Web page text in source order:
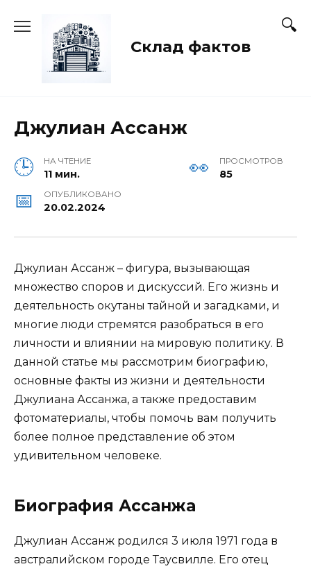
содержанию
Склад фактов
Джулиан Ассанж
НА ЧТЕНИЕ
11 мин.
ПРОСМОТРОВ
85
ОПУБЛИКОВАНО
20.02.2024
Джулиан Ассанж – фигура, вызывающая
множество споров и дискуссий. Его жизнь и
деятельность окутаны тайной и загадками, и
многие люди стремятся разобраться в его
личности и влиянии на мировую политику. В
данной статье мы рассмотрим биографию,
основные факты из жизни и деятельности
Джулиана Ассанжа, а также предоставим
фотоматериалы, чтобы помочь вам получить
более полное представление об этом
удивительном человеке.
Биография Ассанжа
Джулиан Ассанж родился 3 июля 1971 года в
австралийском городе Таусвилле. Его отец